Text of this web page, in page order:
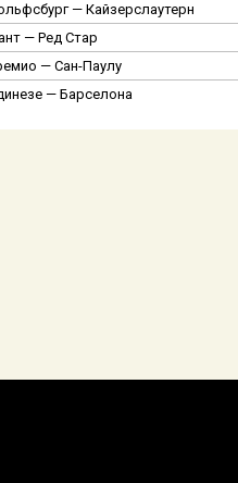
— Кайзерслаутерн
— Ред Стар
— Сан-Паулу
— Барселона